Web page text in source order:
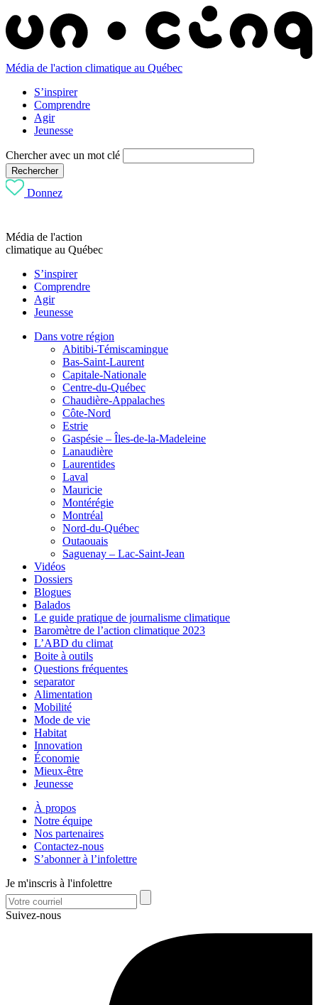
Média de l'action climatique au Québec
S’inspirer
Comprendre
Agir
Jeunesse
Chercher avec un mot clé
Rechercher
Donnez
Média de l'action
climatique au Québec
S’inspirer
Comprendre
Agir
Jeunesse
Dans votre région
Abitibi-Témiscamingue
Bas-Saint-Laurent
Capitale-Nationale
Centre-du-Québec
Chaudière-Appalaches
Côte-Nord
Estrie
Gaspésie – Îles-de-la-Madeleine
Lanaudière
Laurentides
Laval
Mauricie
Montérégie
Montréal
Nord-du-Québec
Outaouais
Saguenay – Lac-Saint-Jean
Vidéos
Dossiers
Blogues
Balados
Le guide pratique de journalisme climatique
Baromètre de l’action climatique 2023
L’ABD du climat
Boite à outils
Questions fréquentes
separator
Alimentation
Mobilité
Mode de vie
Habitat
Innovation
Économie
Mieux-être
Jeunesse
À propos
Notre équipe
Nos partenaires
Contactez-nous
S’abonner à l’infolettre
Je m'inscris à l'infolettre
Suivez-nous